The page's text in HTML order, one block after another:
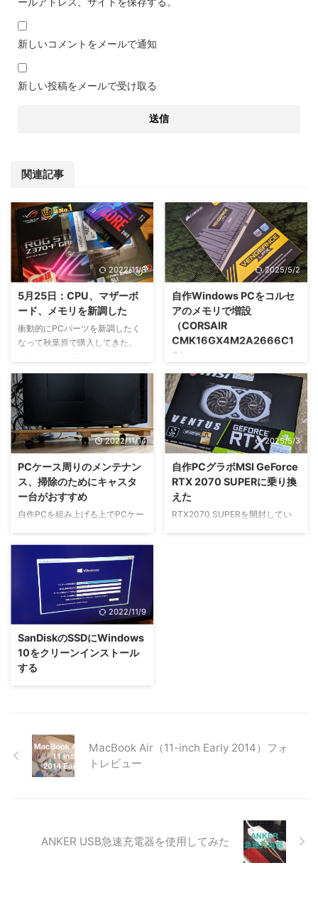
新しいコメントをメールで通知
新しい投稿をメールで受け取る
関連記事
2022/11/8
5月25日：CPU、マザーボ
ード、メモリを新調した
衝動的にPCパーツを新調したく
なって秋葉原で購入してきた。
Intel CPU Core i7-8700K
3.7GHz 12Mキャッシュ 6コア/12
スレッド LGA1151
BX80684I78700K 【BOX】
posted with カエレバ インテル
2017-11-02 マザーボード ASUS
のROG STRIX Z370-F GAMING
を購入。今までもASUSのマザー
ボードを使用していたた ...
2025/5/2
自作Windows PCをコルセ
アのメモリで増設
（CORSAIR
CMK16GX4M2A2666C1
6）
コルセアの16GBメモリを2枚セッ
トで購入しました。これでPCの
メモリを増設。いままで8GBメモ
リ2枚だったのでより快適に。 マ
ザーボードに取り付け完了。
2022/11/14
PCケース周りのメンテナン
ス、掃除のためにキャスタ
ー台がおすすめ
自作PCを組み上げる上でPCケー
やCPUなどの精密機器を常に守
ってくれます。 ただ、PCケース
は重く硬く、動かすこと自体が億
劫な存在です。そのため、PCケ
ース裏・下に溜まったホコリ汚れ
が溜まりやすく、排熱にも悪影響
を及ぼす可能性もあります。 そ
れでも私は不定期ですが力を振り
絞ってPCケースを動かして、倒
して、開けて、パーツメンテナン
ス・交換をする。パーツにスマホ
絞ることができればいいです ...
2025/5/3
自作PCグラボMSI GeForce
RTX 2070 SUPERに乗り換
えた
RTX2070 SUPERを開封してい
2022/11/9
SanDiskのSSDにWindows
10をクリーンインストール
する
MacBook Air（11-inch Early 2014）フォ
トレビュー
ANKER USB急速充電器を使用してみた